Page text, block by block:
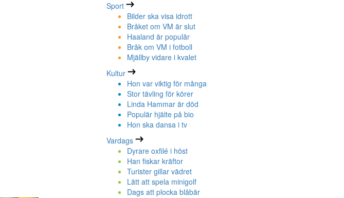
Sport
Bilder ska visa idrott
Bråket om VM är slut
Haaland är populär
Bråk om VM i fotboll
Mjällby vidare i kvalet
Kultur
Hon var viktig för många
Stor tävling för körer
Linda Hammar är död
Populär hjälte på bio
Hon ska dansa i tv
Vardags
Dyrare oxfilé i höst
Han fiskar kräftor
Turister gillar vädret
Lätt att spela minigolf
Dags att plocka blåbär